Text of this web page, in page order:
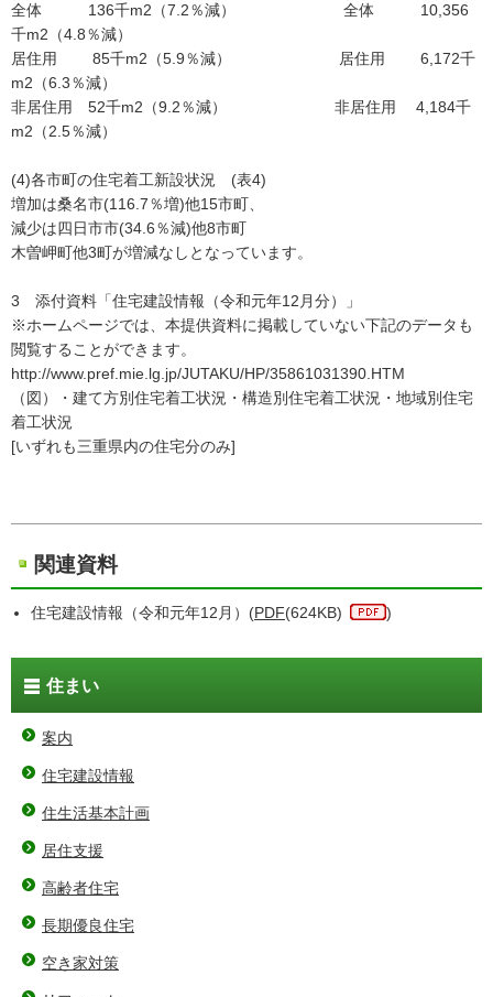
全体 136千m2（7.2％減） 全体 10,356
千m2（4.8％減）
居住用 85千m2（5.9％減） 居住用 6,172千
m2（6.3％減）
非居住用 52千m2（9.2％減） 非居住用 4,184千
m2（2.5％減）
(4)各市町の住宅着工新設状況 (表4)
増加は桑名市(116.7％増)他15市町、
減少は四日市市(34.6％減)他8市町
木曽岬町他3町が増減なしとなっています。
3 添付資料「住宅建設情報（令和元年12月分）」
※ホームページでは、本提供資料に掲載していない下記のデータも
閲覧することができます。
http://www.pref.mie.lg.jp/JUTAKU/HP/35861031390.HTM
（図）・建て方別住宅着工状況・構造別住宅着工状況・地域別住宅
着工状況
[いずれも三重県内の住宅分のみ]
関連資料
住宅建設情報（令和元年12月）(PDF(624KB) )
住まい
案内
住宅建設情報
住生活基本計画
居住支援
高齢者住宅
長期優良住宅
空き家対策